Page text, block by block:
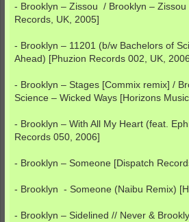
- Brooklyn – Zissou / Brooklyn –
Records, UK, 2005]
- Brooklyn – 11201 (b/w Bachelors of
Ahead) [Phuzion Records 002, UK,
- Brooklyn – Stages [Commix remix] /
Science – Wicked Ways [Horizons
- Brooklyn – With All My Heart (feat.
Records 050, 2006]
- Brooklyn – Someone [Dispatch
- Brooklyn - Someone (Naibu Remix)
- Brooklyn – Sidelined // Never &